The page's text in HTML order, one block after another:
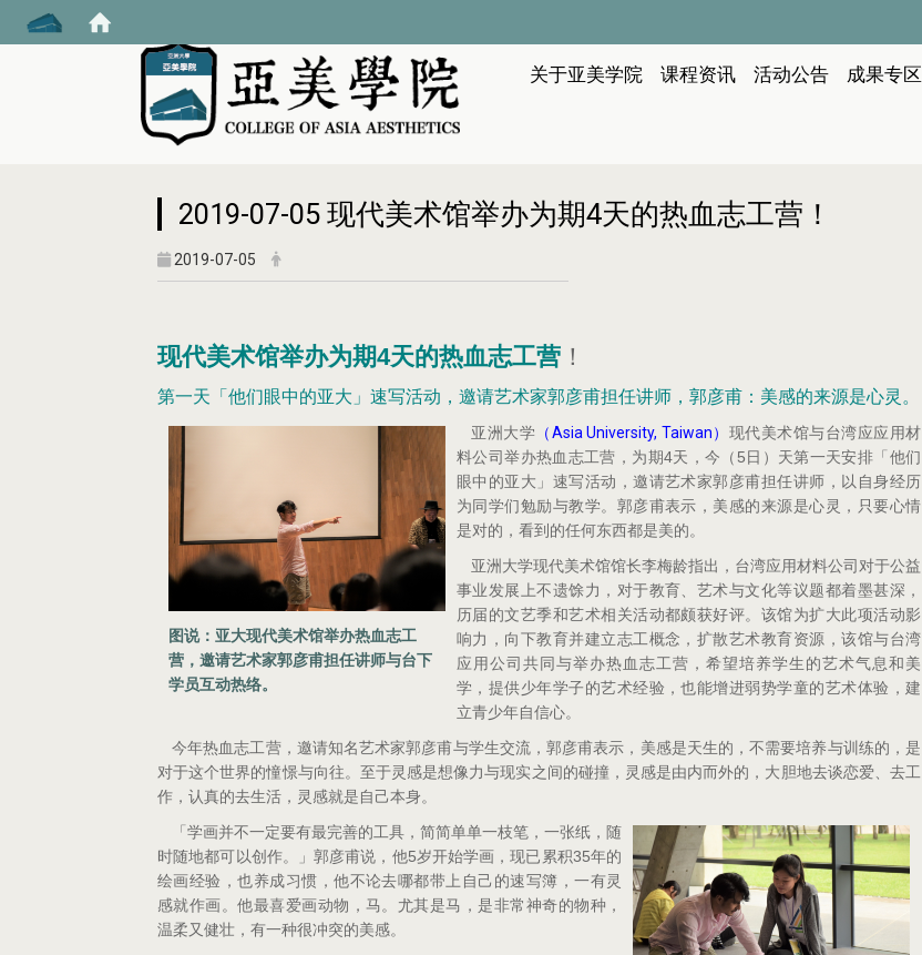
关于亚美学院 课程资讯 活动公告 成果专区
2019-07-05 现代美术馆举办为期4天的热血志工营！
2019-07-05
现代美术馆举办为期4天的热血志工营 ！
第一天「他们眼中的亚大」速写活动，邀请艺术家郭彦甫担任讲师，郭彦甫：美感的来源是心灵。
图说：亚大现代美术馆举办热血志工
营，邀请艺术家郭彦甫担任讲师与台下
学员互动热络。
亚洲大学 （ Asia University, Taiwan ） 现代美术馆与台湾应应用材
料公司举办热血志工营，为期4天，今（ 5 日）天第一天安排「他们
眼中的亚大」速写活动，邀请艺术家郭彦甫担任讲师，以自身经历
为同学们勉励与教学。郭彦甫表示，美感的来源是心灵，只要心情
是对的，看到的任何东西都是美的。
亚洲大学现代美术馆馆长李梅龄指出，台湾应用材料公司对于公益
事业发展上不遗馀力，对于教育、艺术与文化等议题都着墨甚深，
历届的文艺季和艺术相关活动都颇获好评。该馆为扩大此项活动影
响力，向下教育并建立志工概念，扩散艺术教育资源，该馆与台湾
应用公司共同与举办热血志工营，希望培养学生的艺术气息和美
学，提供少年学子的艺术经验，也能增进弱势学童的艺术体验，建
立青少年自信心。
今年热血志工营，邀请知名艺术家郭彦甫与学生交流，郭彦甫表示，美感是天生的，不需要培养与训练的，是
对于这个世界的憧憬与向往。至于灵感是想像力与现实之间的碰撞，灵感是由内而外的，大胆地去谈恋爱、去工
作，认真的去生活，灵感就是自己本身。
「学画并不一定要有最完善的工具，简简单单一枝笔，一张纸，随
时随地都可以创作。」郭彦甫说，他5岁开始学画，现已累积35年的
绘画经验，也养成习惯，他不论去哪都带上自己的速写簿，一有灵
感就作画。他最喜爱画动物，马。尤其是马，是非常神奇的物种，
温柔又健壮，有一种很冲突的美感。